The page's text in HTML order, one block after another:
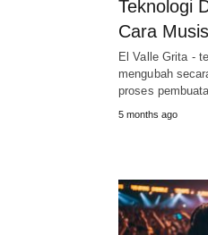
Teknologi
Cara
El Valle Grita -
mengubah
proses
5 months ago